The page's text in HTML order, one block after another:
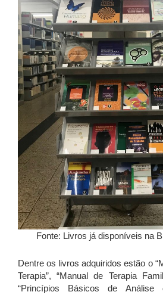
Fonte: Livros já disponíveis na
Dentre os livros adquiridos estão o
Terapia”, “Manual de Terapia
“Princípios Básicos de Análise